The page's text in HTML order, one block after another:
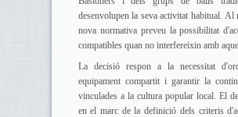
desenvolupen la seva activitat habitual. Al
nova normativa preveu la possibilitat
compatibles quan no interfereixin amb
La decisió respon a la necessitat
equipament compartit i garantir la
vinculades a la cultura popular local. El
en el marc de la definició dels criteris